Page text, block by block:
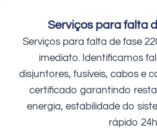
Serviços para falta
Serviços para falta de fase
imediato. Identificamos
disjuntores, fusíveis, cabos e
certificado garantindo
energia, estabilidade do
rápido